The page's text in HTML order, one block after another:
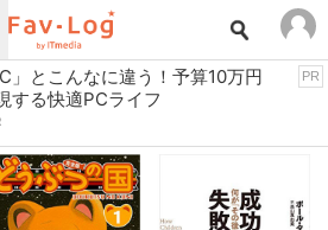
アウトドア用品
おもちゃ・ホビー
キッチン家電
」とこんなに違う！予算10万円
する快適PCライフ
PR